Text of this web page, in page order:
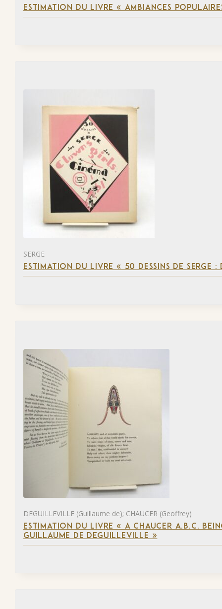
ESTIMATION DU LIVRE « AMBIANCES
SERGE
ESTIMATION DU LIVRE « 50 DESSINS DE SERGE
DEGUILLEVILLE (Guillaume de); CHAUCER (Geoffrey)
ESTIMATION DU LIVRE « A CHAUCER A.B.C.
GUILLAUME DE DEGUILLEVILLE »